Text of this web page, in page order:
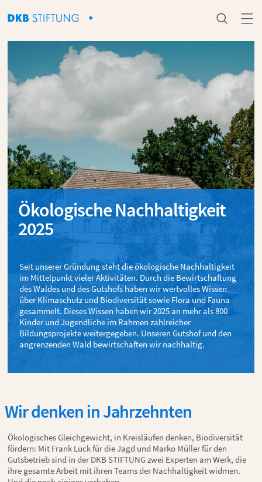
 
Ökologische Nachhaltigkeit
2025
Seit unserer Gründung steht die ökologische Nachhaltigkeit
im Mittelpunkt vieler Aktivitäten. Durch die Bewirtschaftung
des Waldes und des Gutshofs haben wir wertvolles Wissen
über Klimaschutz und Biodiversität sowie Flora und Fauna
gesammelt. Dieses Wissen haben wir 2025 an mehr als 800
Kinder und Jugendliche im Rahmen zahlreicher
Bildungsprojekte weitergegeben. Unseren Gutshof und den
angrenzenden Wald bewirtschaften wir nachhaltig.
Wir denken in Jahrzehnten
Ökologisches Gleichgewicht, in Kreisläufen denken, Biodiversität
fördern: Mit Frank Luck für die Jagd und Marko Müller für den
Gutsbetrieb sind in der DKB STIFTUNG zwei Experten am Werk, die
ihre gesamte Arbeit mit ihren Teams der Nachhaltigkeit widmen.